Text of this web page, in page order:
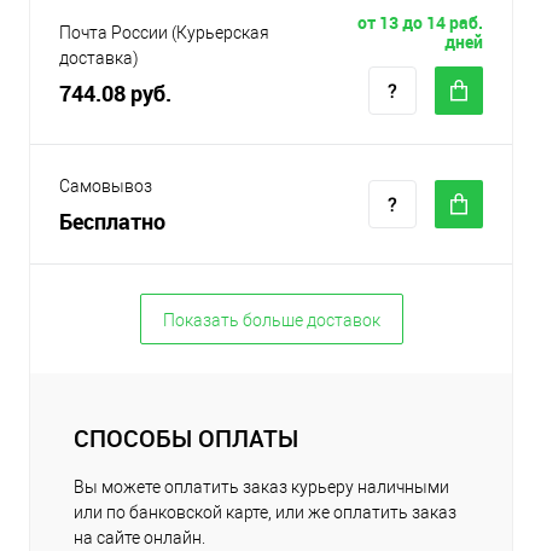
Почта России (Курьерская
доставка)
744.08 руб.
от 13 до 14 раб.
дней
Самовывоз
Бесплатно
Показать больше доставок
СПОСОБЫ ОПЛАТЫ
Вы можете оплатить заказ курьеру наличными
или по банковской карте, или же оплатить заказ
на сайте онлайн.